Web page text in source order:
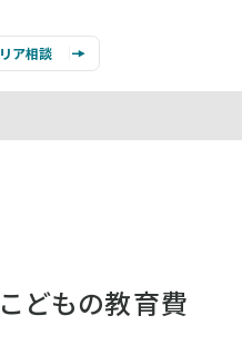
ア相談
どもの教育費